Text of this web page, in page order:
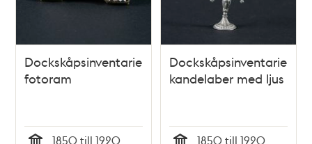
Dockskåpsinventarie;
fotoram
1850 till 1920
Dockskåpsinventarie;
kandelaber med ljus
1850 till 1920